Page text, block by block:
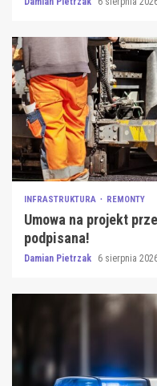
INFRASTRUKTURA REMONTY
Umowa na projekt
podpisana!
Damian Pietrzak 6 sierpnia